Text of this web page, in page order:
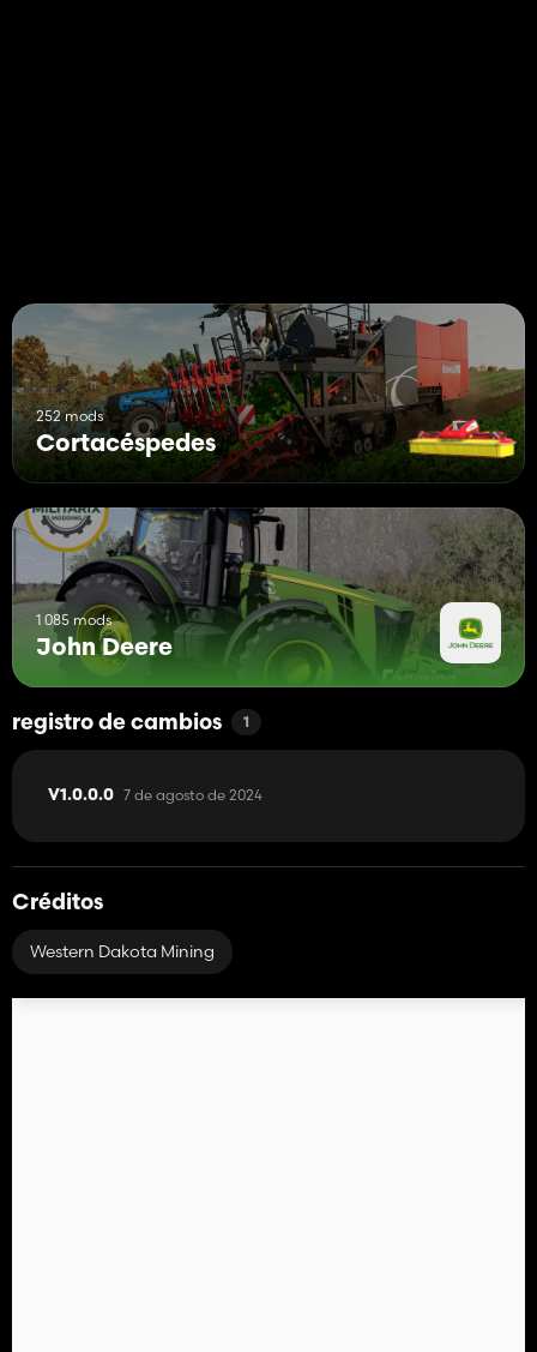
252 mods
Cortacéspedes
1 085 mods
John Deere
registro de cambios 1
V1.0.0.0 7 de agosto de 2024
Créditos
Western Dakota Mining